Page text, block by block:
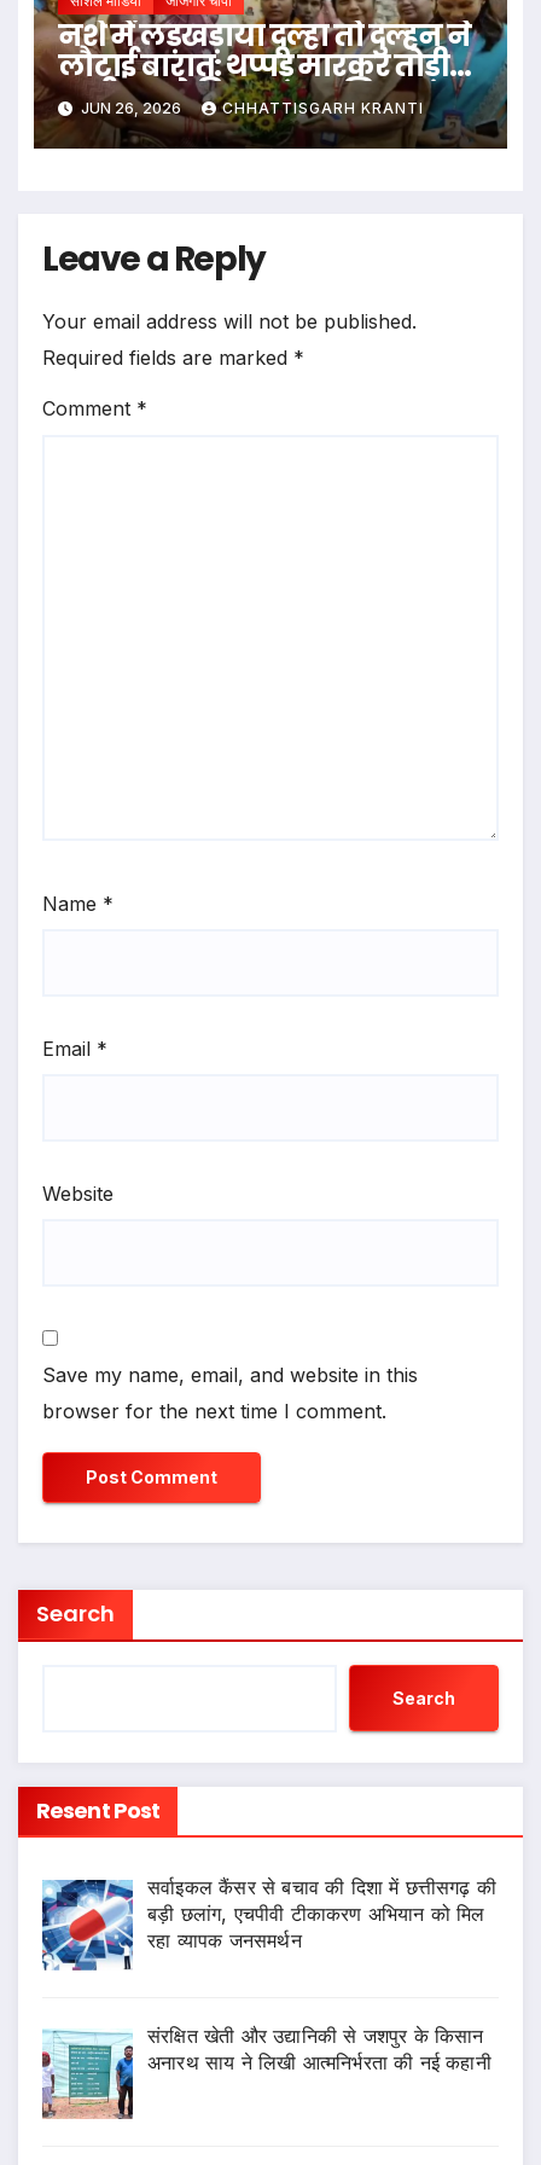
नशे में लड़खड़ाया दूल्हा तो दुल्हन ने
लौटाई बारात: थप्पड़ मारकर तोड़ी
शादी, SP ने किया सम्मानित…
JUN 26, 2026 CHHATTISGARH KRANTI
Leave a Reply
Your email address will not be published.
Required fields are marked *
Comment *
Name *
Email *
Website
Save my name, email, and website in this
browser for the next time I comment.
Search
Search
Resent Post
सर्वाइकल कैंसर से बचाव की दिशा में छत्तीसगढ़ की
बड़ी छलांग, एचपीवी टीकाकरण अभियान को मिल
रहा व्यापक जनसमर्थन
संरक्षित खेती और उद्यानिकी से जशपुर के किसान
अनारथ साय ने लिखी आत्मनिर्भरता की नई कहानी